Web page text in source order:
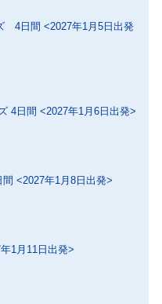
4日間 <2027年1月5日出発
4日間 <2027年1月6日出発>
<2027年1月8日出発>
1月11日出発>